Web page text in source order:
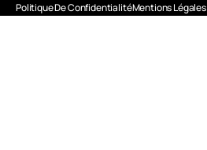
Politique De ConfidentialitéMentions Légales